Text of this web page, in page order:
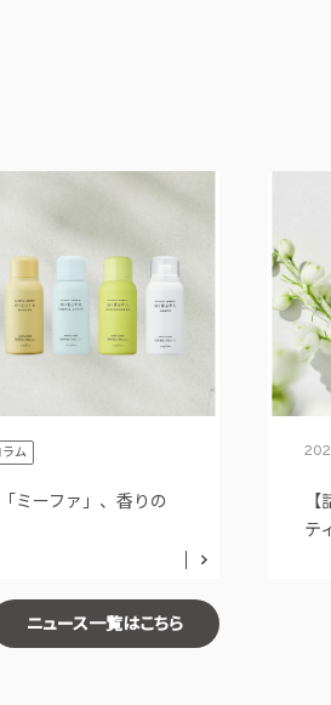
ラム
ミーファ」、香りの
テ
ニュース一覧はこちら